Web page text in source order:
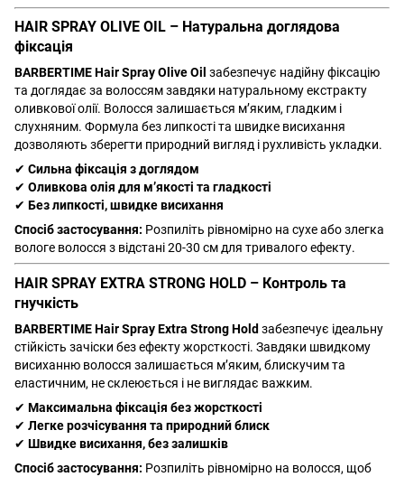
HAIR SPRAY OLIVE OIL – Натуральна доглядова
фіксація
BARBERTIME Hair Spray Olive Oil забезпечує надійну фіксацію
та доглядає за волоссям завдяки натуральному екстракту
оливкової олії. Волосся залишається м’яким, гладким і
слухняним. Формула без липкості та швидке висихання
дозволяють зберегти природний вигляд і рухливість укладки.
✔ Сильна фіксація з доглядом
✔ Оливкова олія для м’якості та гладкості
✔ Без липкості, швидке висихання
Спосіб застосування: Розпиліть рівномірно на сухе або злегка
вологе волосся з відстані 20-30 см для тривалого ефекту.
HAIR SPRAY EXTRA STRONG HOLD – Контроль та
гнучкість
BARBERTIME Hair Spray Extra Strong Hold забезпечує ідеальну
стійкість зачіски без ефекту жорсткості. Завдяки швидкому
висиханню волосся залишається м’яким, блискучим та
еластичним, не склеюється і не виглядає важким.
✔ Максимальна фіксація без жорсткості
✔ Легке розчісування та природний блиск
✔ Швидке висихання, без залишків
Спосіб застосування: Розпиліть рівномірно на волосся, щоб